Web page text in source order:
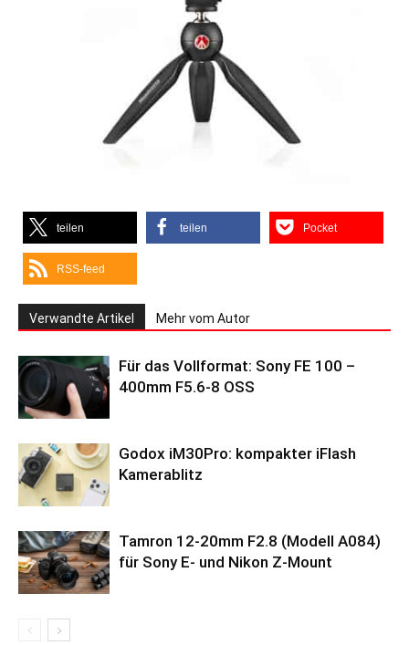
teilen teilen Pocket
RSS-feed
Verwandte Artikel Mehr vom Autor
Für das Vollformat: Sony FE 100 –
400mm F5.6-8 OSS
Godox iM30Pro: kompakter iFlash
Kamerablitz
Tamron 12-20mm F2.8 (Modell A084)
für Sony E- und Nikon Z-Mount